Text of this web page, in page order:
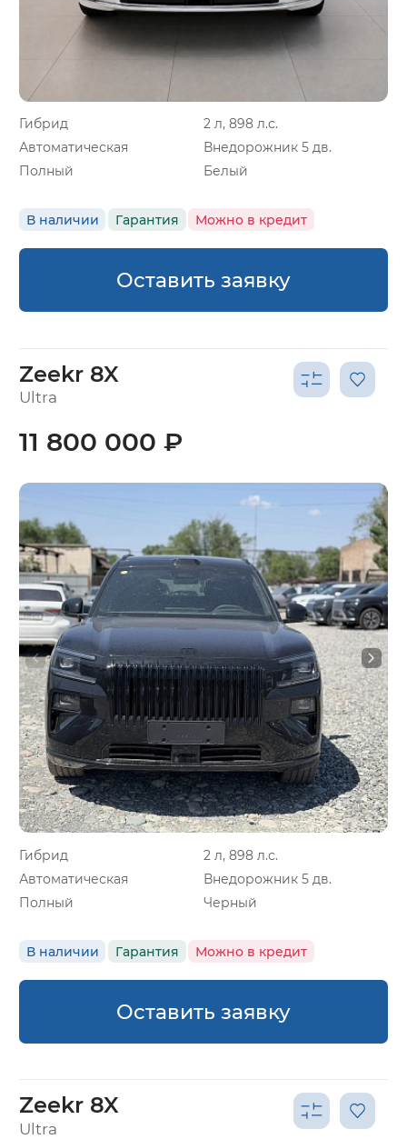
Гибрид
2 л, 898 л.с.
Автоматическая
Внедорожник 5 дв.
Полный
Белый
В наличии Гарантия Можно в кредит
Оставить заявку
Zeekr 8X
Ultra
Гибрид
2 л, 898 л.с.
Автоматическая
Внедорожник 5 дв.
Полный
Черный
В наличии Гарантия Можно в кредит
11 800 000 ₽
Оставить заявку
Zeekr 8X
Ultra